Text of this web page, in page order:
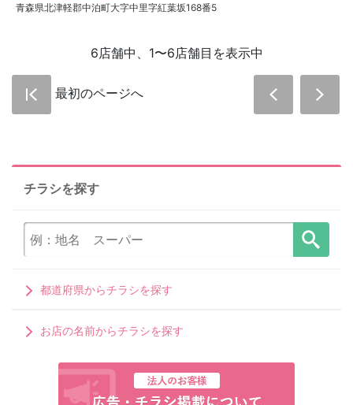
青森県北津軽郡中泊町大字中里字紅葉坂168番5
6店舗中、1〜6店舗目を表示中
最初のページへ
チラシを探す
都道府県からチラシを探す
お店の名前からチラシを探す